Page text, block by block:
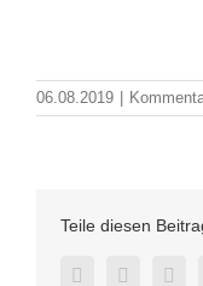
06.08.2019 |
Teile diesen
FacebookTwitter